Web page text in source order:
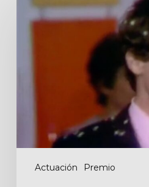
Actuación Premio
MIDEM